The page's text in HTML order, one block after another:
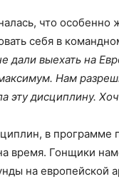
что особенно
себя в
дали выехать на
Нам
эту дисциплину.
в программе
время. Гонщики
на европейской